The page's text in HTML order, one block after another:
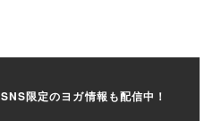
SNS限定のヨガ情報も配信中！